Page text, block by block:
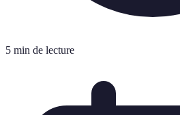
5 min de lecture